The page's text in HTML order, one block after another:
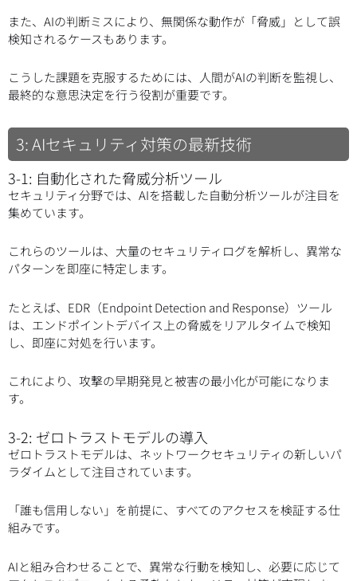
また、AIの判断ミスにより、無関係な動作が「脅威」として誤
検知されるケースもあります。
こうした課題を克服するためには、人間がAIの判断を監視し、
最終的な意思決定を行う役割が重要です。
3: AIセキュリティ対策の最新技術
3-1: 自動化された脅威分析ツール
セキュリティ分野では、AIを搭載した自動分析ツールが注目を
集めています。
これらのツールは、大量のセキュリティログを解析し、異常な
パターンを即座に特定します。
たとえば、EDR（Endpoint Detection and Response）ツール
は、エンドポイントデバイス上の脅威をリアルタイムで検知
し、即座に対処を行います。
これにより、攻撃の早期発見と被害の最小化が可能になりま
す。
3-2: ゼロトラストモデルの導入
ゼロトラストモデルは、ネットワークセキュリティの新しいパ
ラダイムとして注目されています。
「誰も信用しない」を前提に、すべてのアクセスを検証する仕
組みです。
AIと組み合わせることで、異常な行動を検知し、必要に応じて